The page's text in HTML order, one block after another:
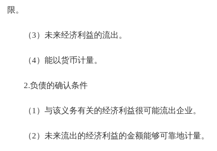
限。
（3）未来经济利益的流出。
（4）能以货币计量。
2.负债的确认条件
（1）与该义务有关的经济利益很可能流出企业。
（2）未来流出的经济利益的金额能够可靠地计量。